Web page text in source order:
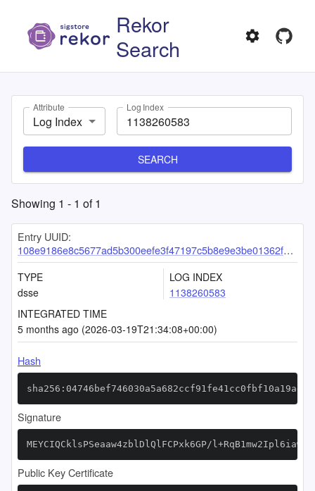
Rekor
Search
Attribute
Log Index
Log Index
SEARCH
Showing 1 - 1 of1
Entry UUID:
108e9186e8c5677ad5b300eefe3f47197c5b8e9e3be01362f5c1157ec3e00ec3888e3872c889c985
TYPE
dsse
LOG INDEX
1138260583
INTEGRATED TIME
5 months ago (2026-03-19T21:34:08+00:00)
Hash
Signature
MEYCIQCklsPSeaaw4zblDlQlFCPxk6GP/
Public Key Certificate